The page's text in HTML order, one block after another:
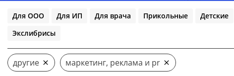
Для ООО Для ИП Для врача Прикольные Детские
Экслибрисы
другие маркетинг, реклама и pr